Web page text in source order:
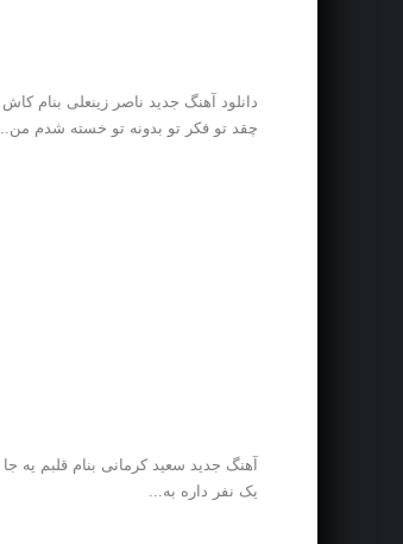
دانلود آهنگ جدید ناصر زینعلی بنام
چقد تو فکر تو بدونه تو خسته شدم من...
آهنگ جدید سعید کرمانی بنام قلبم یه
یک نفر داره به...